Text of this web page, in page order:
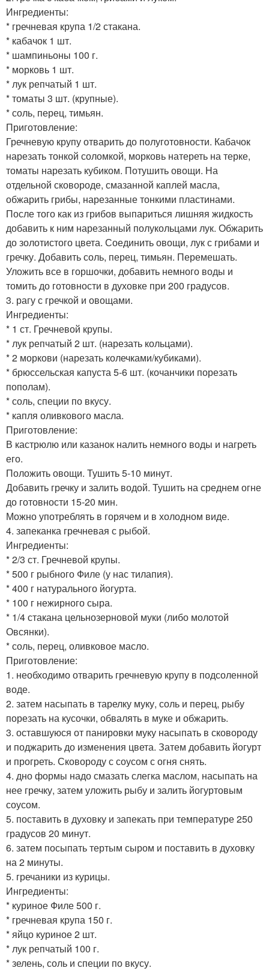
Ингредиенты:
* гречневая крупа 1/2 стакана.
* кабачок 1 шт.
* шампиньоны 100 г.
* морковь 1 шт.
* лук репчатый 1 шт.
* томаты 3 шт. (крупные).
* соль, перец, тимьян.
Приготовление:
Гречневую крупу отварить до полуготовности. Кабачок
нарезать тонкой соломкой, морковь натереть на терке,
томаты нарезать кубиком. Потушить овощи. На
отдельной сковороде, смазанной каплей масла,
обжарить грибы, нарезанные тонкими пластинами.
После того как из грибов выпариться лишняя жидкость
добавить к ним нарезанный полукольцами лук. Обжарить
до золотистого цвета. Соединить овощи, лук с грибами и
гречку. Добавить соль, перец, тимьян. Перемешать.
Уложить все в горшочки, добавить немного воды и
томить до готовности в духовке при 200 градусов.
3. рагу с гречкой и овощами.
Ингредиенты:
* 1 ст. Гречневой крупы.
* лук репчатый 2 шт. (нарезать кольцами).
* 2 моркови (нарезать колечками/кубиками).
* брюссельская капуста 5-6 шт. (кочанчики порезать
пополам).
* соль, специи по вкусу.
* капля оливкового масла.
Приготовление:
В кастрюлю или казанок налить немного воды и нагреть
его.
Положить овощи. Тушить 5-10 минут.
Добавить гречку и залить водой. Тушить на среднем огне
до готовности 15-20 мин.
Можно употреблять в горячем и в холодном виде.
4. запеканка гречневая с рыбой.
Ингредиенты:
* 2/3 ст. Гречневой крупы.
* 500 г рыбного Филе (у нас тилапия).
* 400 г натурального йогурта.
* 100 г нежирного сыра.
* 1/4 стакана цельнозерновой муки (либо молотой
Овсянки).
* соль, перец, оливковое масло.
Приготовление:
1. необходимо отварить гречневую крупу в подсоленной
воде.
2. затем насыпать в тарелку муку, соль и перец, рыбу
порезать на кусочки, обвалять в муке и обжарить.
3. оставшуюся от панировки муку насыпать в сковороду
и поджарить до изменения цвета. Затем добавить йогурт
и прогреть. Сковороду с соусом с огня снять.
4. дно формы надо смазать слегка маслом, насыпать на
нее гречку, затем уложить рыбу и залить йогуртовым
соусом.
5. поставить в духовку и запекать при температуре 250
градусов 20 минут.
6. затем посыпать тертым сыром и поставить в духовку
на 2 минуты.
5. гречаники из курицы.
Ингредиенты:
* куриное Филе 500 г.
* гречневая крупа 150 г.
* яйцо куриное 2 шт.
* лук репчатый 100 г.
* зелень, соль и специи по вкусу.